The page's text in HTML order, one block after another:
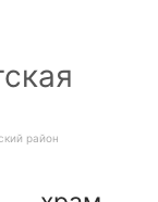
район